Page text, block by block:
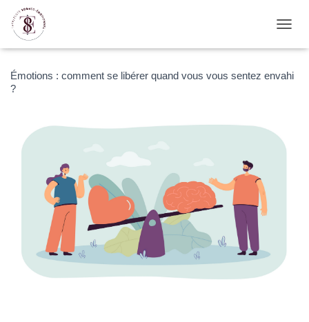
É
L
O
Émotions : comment se libérer quand vous vous sentez envahi
?